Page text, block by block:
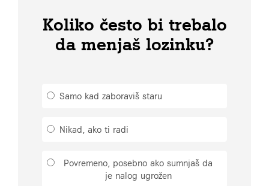
Koliko često bi trebalo
da menjaš lozinku?
Samo kad zaboraviš staru
Nikad, ako ti radi
Povremeno, posebno ako sumnjaš da
je nalog ugrožen